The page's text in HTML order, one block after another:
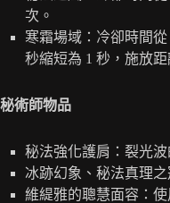
次。
寒霜場域：冷卻時間
秒縮短為 1 秒，施放距
秘術師物品
秘法強化護肩：裂光波
冰跡幻象、秘法真理
維緹雅的聰慧面容：使